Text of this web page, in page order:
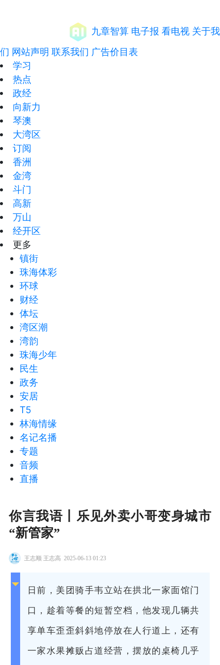
九章智算 电子报 看电视 关于我
们 网站声明 联系我们 广告价目表
学习
热点
政经
向新力
琴澳
大湾区
订阅
香洲
金湾
斗门
高新
万山
经开区
更多
镇街
珠海体彩
环球
财经
体坛
湾区潮
湾韵
珠海少年
民生
政务
安居
T5
林海情缘
名记名播
专题
音频
直播
你言我语丨乐见外卖小哥变身城市
“新管家”
王志顺 王志高 2025-06-13 01:23
日前，美团骑手韦立站在拱北一家面馆门
口，趁着等餐的短暂空档，他发现几辆共
享单车歪歪斜斜地停放在人行道上，还有
一家水果摊贩占道经营，摆放的桌椅几乎